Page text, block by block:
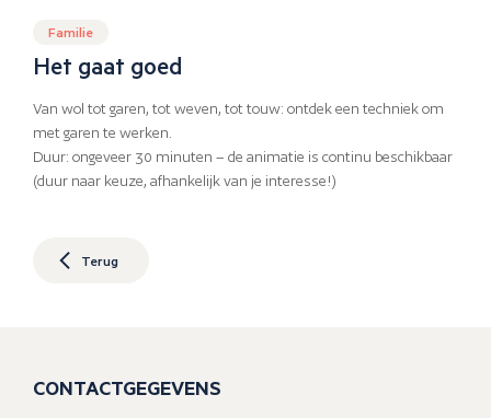
Familie
Het gaat goed
Van wol tot garen, tot weven, tot touw: ontdek een techniek om
met garen te werken.
Duur: ongeveer 30 minuten – de animatie is continu beschikbaar
(duur naar keuze, afhankelijk van je interesse!)
Terug
CONTACTGEGEVENS